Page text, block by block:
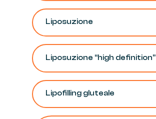
Liposuzione
Liposuzione “high definition”
Lipofilling gluteale